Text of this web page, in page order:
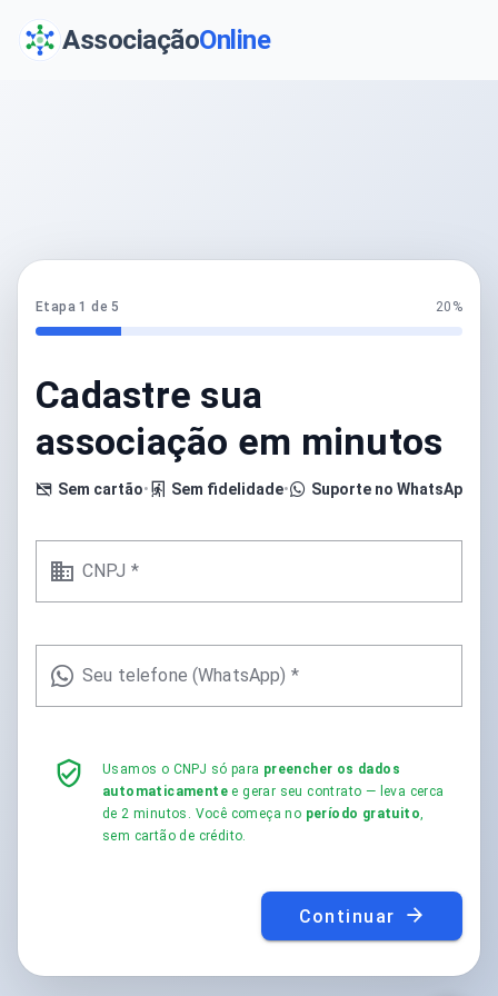
AssociaçãoOnline
Etapa 1 de 5 20%
Cadastre sua
associação em minutos
Sem cartão• Sem fidelidade• Suporte no WhatsApp
CNPJ *
Seu telefone (WhatsApp) *
Usamos o CNPJ só para preencher os dados
automaticamente e gerar seu contrato — leva cerca
de 2 minutos. Você começa no período gratuito,
sem cartão de crédito.
Continuar